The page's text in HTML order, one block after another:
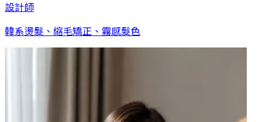
設計師
韓系燙髮、縮毛矯正、霧感髮色